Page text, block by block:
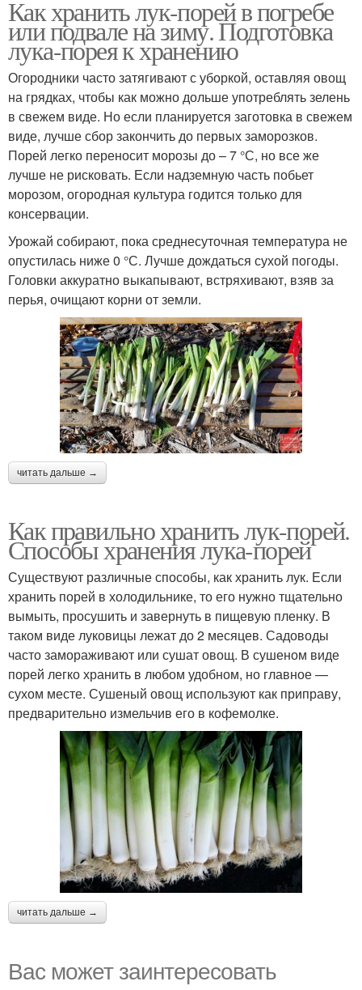
Как хранить лук-порей в погребе
или подвале на зиму. Подготовка
лука-порея к хранению
Огородники часто затягивают с уборкой, оставляя овощ
на грядках, чтобы как можно дольше употреблять зелень
в свежем виде. Но если планируется заготовка в свежем
виде, лучше сбор закончить до первых заморозков.
Порей легко переносит морозы до – 7 °С, но все же
лучше не рисковать. Если надземную часть побьет
морозом, огородная культура годится только для
консервации.
Урожай собирают, пока среднесуточная температура не
опустилась ниже 0 °С. Лучше дождаться сухой погоды.
Головки аккуратно выкапывают, встряхивают, взяв за
перья, очищают корни от земли.
читать дальше →
Как правильно хранить лук-порей.
Способы хранения лука-порей
Существуют различные способы, как хранить лук. Если
хранить порей в холодильнике, то его нужно тщательно
вымыть, просушить и завернуть в пищевую пленку. В
таком виде луковицы лежат до 2 месяцев. Садоводы
часто замораживают или сушат овощ. В сушеном виде
порей легко хранить в любом удобном, но главное —
сухом месте. Сушеный овощ используют как приправу,
предварительно измельчив его в кофемолке.
читать дальше →
Вас может заинтересовать